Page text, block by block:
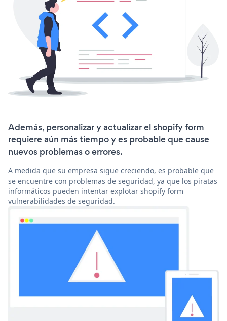
Además, personalizar y actualizar el shopify form
requiere aún más tiempo y es probable que cause
nuevos problemas o errores.
A medida que su empresa sigue creciendo, es probable que
se encuentre con problemas de seguridad, ya que los piratas
informáticos pueden intentar explotar shopify form
vulnerabilidades de seguridad.